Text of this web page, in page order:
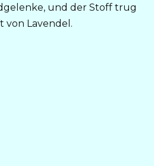
und der Stoff trug
von Lavendel.